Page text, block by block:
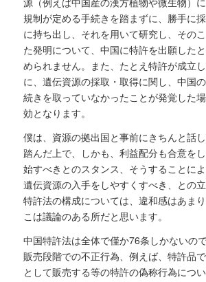
規制が定める手続きを踏まずに、勝手に
に持ち出し、それを用いて研究し、その
た発明について、中国に特許を出願した
められません。また、たとえ特許が成立
に、遺伝資源の採取・取得に関し、中国
続きを取っていなかったことが発覚した
効となります。
僕は、資源の拠出国と事前にきちんと話
踏んだ上で、しかも、利益配分も合意を
始すべきとのスタンス、そうすることに
遺伝資源の入手をしやすくすべき、との
特許法の構成については、違和感はあま
こは議論のある所だと思います。
中国特許法は全体で僅か76条しかないの
販売段階での不正行為、例えば、特許品
として販売する等の特許の偽称行為につ